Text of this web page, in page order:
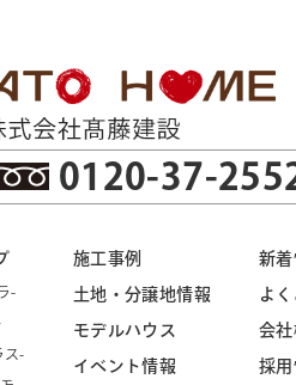
0120-37-
-
ス-
施工事例
土地・分譲地情報
モデルハウス
イベント情報
新着
よ
会
採用